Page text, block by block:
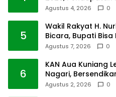
Agustus 4, 2026 0
5
Wakil Rakyat H.
Bicara, Bupati Bisa
Agustus 7, 2026 0
6
KAN Aua Kuniang
Nagari,
Agustus 2, 2026 0